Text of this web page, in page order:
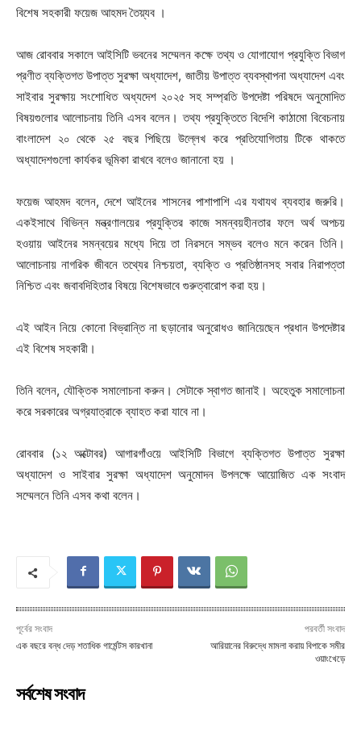
বিশেষ সহকারী ফয়েজ আহমদ তৈয়্যব ।
আজ রোববার সকালে আইসিটি ভবনের সম্মেলন কক্ষে তথ্য ও যোগাযোগ প্রযুক্তি বিভাগ
প্রণীত ব্যক্তিগত উপাত্ত সুরক্ষা অধ্যাদেশ, জাতীয় উপাত্ত ব্যবস্থাপনা অধ্যাদেশ এবং
সাইবার সুরক্ষায় সংশোধিত অধ্যদেশ ২০২৫ সহ সম্প্রতি উপদেষ্টা পরিষদে অনুমোদিত
বিষয়গুলোর আলোচনায় তিনি এসব বলেন। তথ্য প্রযুক্তিতে বিদেশি কাঠামো বিবেচনায়
বাংলাদেশ ২০ থেকে ২৫ বছর পিছিয়ে উল্লেখ করে প্রতিযোগিতায় টিকে থাকতে
অধ্যাদেশগুলো কার্যকর ভূমিকা রাখবে বলেও জানানো হয় ।
ফয়েজ আহমদ বলেন, দেশে আইনের শাসনের পাশাপাশি এর যথাযথ ব্যবহার জরুরি।
একইসাথে বিভিন্ন মন্ত্রণালয়ের প্রযুক্তির কাজে সমন্বয়হীনতার ফলে অর্থ অপচয়
হওয়ায় আইনের সমন্বয়ের মধ্যে দিয়ে তা নিরসনে সম্ভব বলেও মনে করেন তিনি।
আলোচনায় নাগরিক জীবনে তথ্যের নিশ্চয়তা, ব্যক্তি ও প্রতিষ্ঠানসহ সবার নিরাপত্তা
নিশ্চিত এবং জবাবদিহিতার বিষয়ে বিশেষভাবে গুরুত্বারোপ করা হয়।
এই আইন নিয়ে কোনো বিভ্রান্তি না ছড়ানোর অনুরোধও জানিয়েছেন প্রধান উপদেষ্টার
এই বিশেষ সহকারী।
তিনি বলেন, যৌক্তিক সমালোচনা করুন। সেটাকে স্বাগত জানাই। অহেতুক সমালোচনা
করে সরকারের অগ্রযাত্রাকে ব্যাহত করা যাবে না।
রোববার (১২ অক্টোবর) আগারগাঁওয়ে আইসিটি বিভাগে ব্যক্তিগত উপাত্ত সুরক্ষা
অধ্যাদেশ ও সাইবার সুরক্ষা অধ্যাদেশ অনুমোদন উপলক্ষে আয়োজিত এক সংবাদ
সম্মেলনে তিনি এসব কথা বলেন।
পূর্বের সংবাদ
এক বছরে বন্ধ দেড় শতাধিক গার্মেন্টস কারখানা
পরবর্তী সংবাদ
আরিয়ানের বিরুদ্ধে মামলা করায় বিপাকে সমীর
ওয়াংখেড়ে
সর্বশেষ সংবাদ